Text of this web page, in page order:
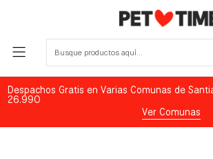
Despachos Gratis en Varias Comunas de
26.990
Ver Comunas